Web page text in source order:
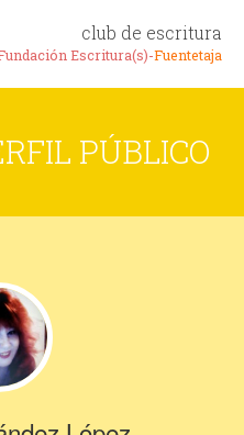
club de escritura
Escritura(s)-Fuentetaja
PÚBLICO